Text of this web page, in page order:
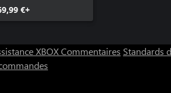
€+
XBOXCommentaires Standards